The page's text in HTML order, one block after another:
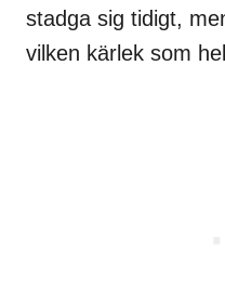
stadga sig tidigt,
vilken kärlek som